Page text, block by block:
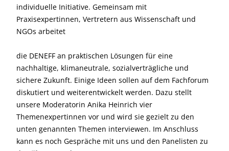
individuelle Initiative. Gemeinsam mit
Praxisexpertinnen, Vertretern aus Wissenschaft und
NGOs arbeitet
die DENEFF an praktischen Lösungen für eine
nachhaltige, klimaneutrale, sozialverträgliche und
sichere Zukunft. Einige Ideen sollen auf dem Fachforum
diskutiert und weiterentwickelt werden. Dazu stellt
unsere Moderatorin Anika Heinrich vier
Themenexpertinnen vor und wird sie gezielt zu den
unten genannten Themen interviewen. Im Anschluss
kann es noch Gespräche mit uns und den Panelisten zu